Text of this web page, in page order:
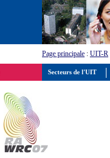
Page principale : UIT-R
Secteurs de l'UIT